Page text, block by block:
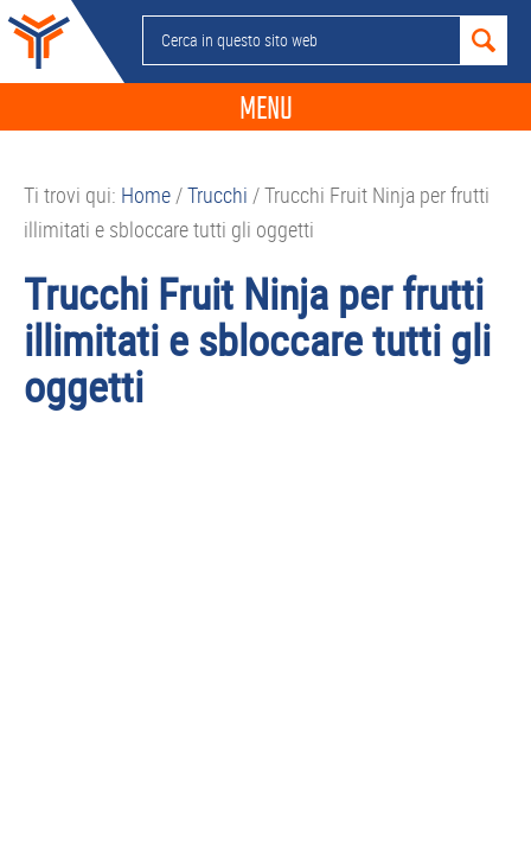
Passa
alla
navigazione
Passa
contenuto
Passa
alla
barra
Passa
piè
Cerca
in
sito
MENU
GUIDE ACQUISTO
SMARTPHONE
TABLET
Ti trovi qui: Home/Trucchi /Trucchi Fruit Ninja per frutti
illimitati e sbloccare tutti gli oggetti
Trucchi Fruit Ninja per frutti
illimitati e sbloccare tutti gli
oggetti